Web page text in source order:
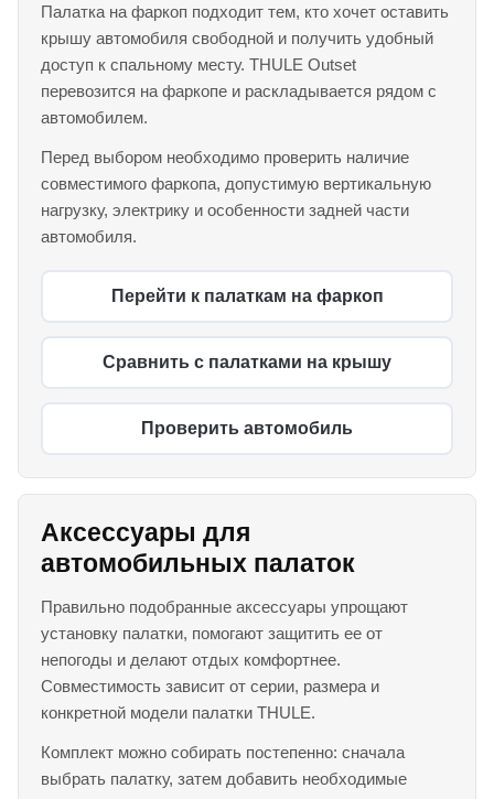
Палатка на фаркоп подходит тем, кто хочет оставить
крышу автомобиля свободной и получить удобный
доступ к спальному месту. THULE Outset
перевозится на фаркопе и раскладывается рядом с
автомобилем.
Перед выбором необходимо проверить наличие
совместимого фаркопа, допустимую вертикальную
нагрузку, электрику и особенности задней части
автомобиля.
Перейти к палаткам на фаркоп
Сравнить с палатками на крышу
Проверить автомобиль
Аксессуары для
автомобильных палаток
Правильно подобранные аксессуары упрощают
установку палатки, помогают защитить ее от
непогоды и делают отдых комфортнее.
Совместимость зависит от серии, размера и
конкретной модели палатки THULE.
Комплект можно собирать постепенно: сначала
выбрать палатку, затем добавить необходимые